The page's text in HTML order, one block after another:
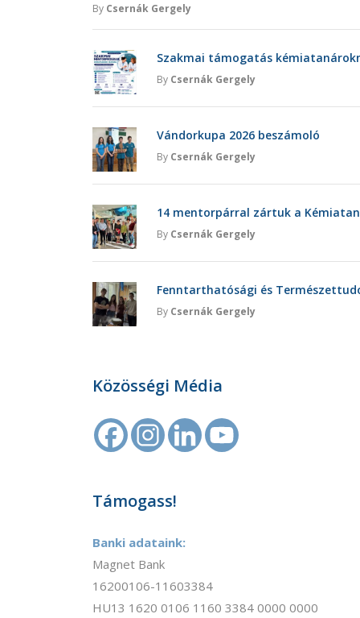
By Csernák Gergely
Szakmai támogatás
By Csernák Gergely
Vándorkupa 2026 beszámoló
By Csernák Gergely
14 mentorpárral zártuk a
By Csernák Gergely
Fenntarthatósági és
By Csernák Gergely
Közösségi Média
Támogass!
Banki adataink:
Magnet Bank
16200106-11603384
HU13 1620 0106 1160 3384 0000 0000